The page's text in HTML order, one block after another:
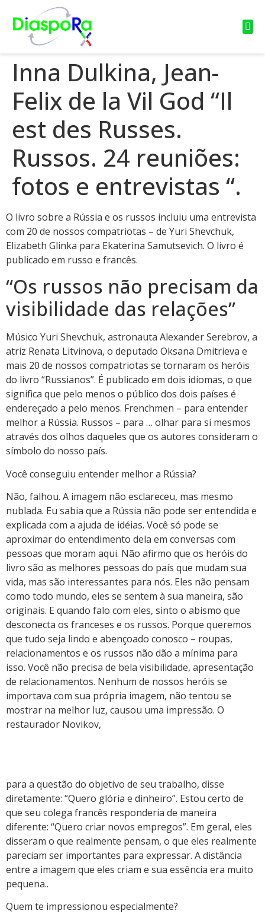
Inna Dulkina, Jean-
Felix de la Vil God “Il
est des Russes.
Russos. 24 reuniões:
fotos e entrevistas “.
O livro sobre a Rússia e os russos incluiu uma entrevista
com 20 de nossos compatriotas – de Yuri Shevchuk,
Elizabeth Glinka para Ekaterina Samutsevich. O livro é
publicado em russo e francês.
“Os russos não precisam da
visibilidade das relações”
Músico Yuri Shevchuk, astronauta Alexander Serebrov, a
atriz Renata Litvinova, o deputado Oksana Dmitrieva e
mais 20 de nossos compatriotas se tornaram os heróis
do livro “Russianos”. É publicado em dois idiomas, o que
significa que pelo menos o público dos dois países é
endereçado a pelo menos. Frenchmen – para entender
melhor a Rússia. Russos – para … olhar para si mesmos
através dos olhos daqueles que os autores consideram o
símbolo do nosso país.
Você conseguiu entender melhor a Rússia?
Não, falhou. A imagem não esclareceu, mas mesmo
nublada. Eu sabia que a Rússia não pode ser entendida e
explicada com a ajuda de idéias. Você só pode se
aproximar do entendimento dela em conversas com
pessoas que moram aqui. Não afirmo que os heróis do
livro são as melhores pessoas do país que mudam sua
vida, mas são interessantes para nós. Eles não pensam
como todo mundo, eles se sentem à sua maneira, são
originais. E quando falo com eles, sinto o abismo que
desconecta os franceses e os russos. Porque queremos
que tudo seja lindo e abençoado conosco – roupas,
relacionamentos e os russos não dão a mínima para
isso. Você não precisa de bela visibilidade, apresentação
de relacionamentos. Nenhum de nossos heróis se
importava com sua própria imagem, não tentou se
mostrar na melhor luz, causou uma impressão. O
restaurador Novikov,
para a questão do objetivo de seu trabalho, disse
diretamente: “Quero glória e dinheiro”. Estou certo de
que seu colega francês responderia de maneira
diferente: “Quero criar novos empregos”. Em geral, eles
disseram o que realmente pensam, o que eles realmente
pareciam ser importantes para expressar. A distância
entre a imagem que eles criam e sua essência era muito
pequena..
Quem te impressionou especialmente?